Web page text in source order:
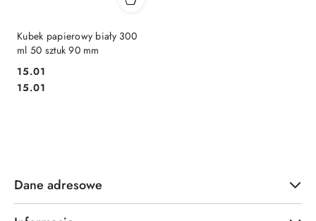
Kubek papierowy biały 300
ml 50 sztuk 90 mm
Cena:
15.01
Cena:
15.01
Dane adresowe